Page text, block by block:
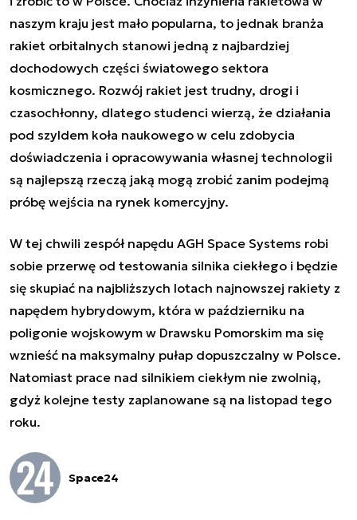
naszym kraju jest mało popularna, to jednak branża
rakiet orbitalnych stanowi jedną z najbardziej
dochodowych części światowego sektora
kosmicznego. Rozwój rakiet jest trudny, drogi i
czasochłonny, dlatego studenci wierzą, że działania
pod szyldem koła naukowego w celu zdobycia
doświadczenia i opracowywania własnej technologii
są najlepszą rzeczą jaką mogą zrobić zanim podejmą
próbę wejścia na rynek komercyjny.
W tej chwili zespół napędu AGH Space Systems robi
sobie przerwę od testowania silnika ciekłego i będzie
się skupiać na najbliższych lotach najnowszej rakiety z
napędem hybrydowym, która w październiku na
poligonie wojskowym w Drawsku Pomorskim ma się
wznieść na maksymalny pułap dopuszczalny w Polsce.
Natomiast prace nad silnikiem ciekłym nie zwolnią,
gdyż kolejne testy zaplanowane są na listopad tego
roku.
Space24